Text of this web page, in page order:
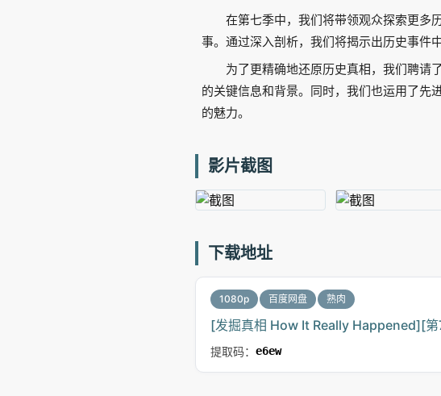
在第七季中，我们将带领观众探索更多
事。通过深入剖析，我们将揭示出历史事件
为了更精确地还原历史真相，我们聘请
的关键信息和背景。同时，我们也运用了先
的魅力。
影片截图
下载地址
1080p 百度网盘 熟肉
[发掘真相 How It Really Happened][
提取码： e6ew